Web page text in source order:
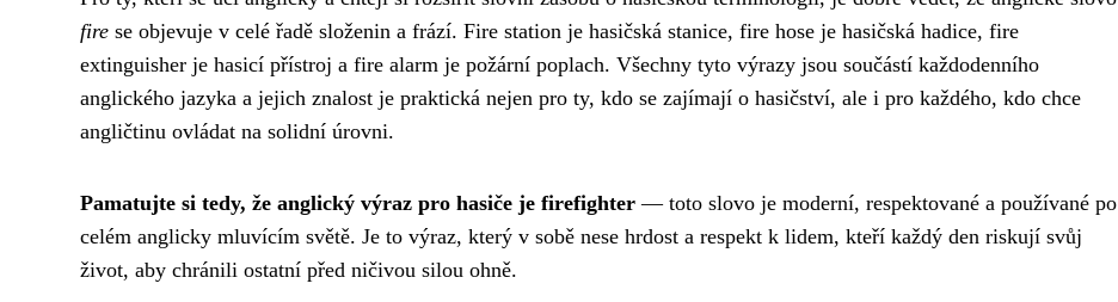
fire se objevuje v celé řadě složenin a frází. Fire station je hasičská stanice, fire hose je hasičská hadice, fire
extinguisher je hasicí přístroj a fire alarm je požární poplach. Všechny tyto výrazy jsou součástí každodenního
anglického jazyka a jejich znalost je praktická nejen pro ty, kdo se zajímají o hasičství, ale i pro každého, kdo chce
angličtinu ovládat na solidní úrovni.
Pamatujte si tedy, že anglický výraz pro hasiče je firefighter — toto slovo je moderní, respektované a používané po
celém anglicky mluvícím světě. Je to výraz, který v sobě nese hrdost a respekt k lidem, kteří každý den riskují svůj
život, aby chránili ostatní před ničivou silou ohně.